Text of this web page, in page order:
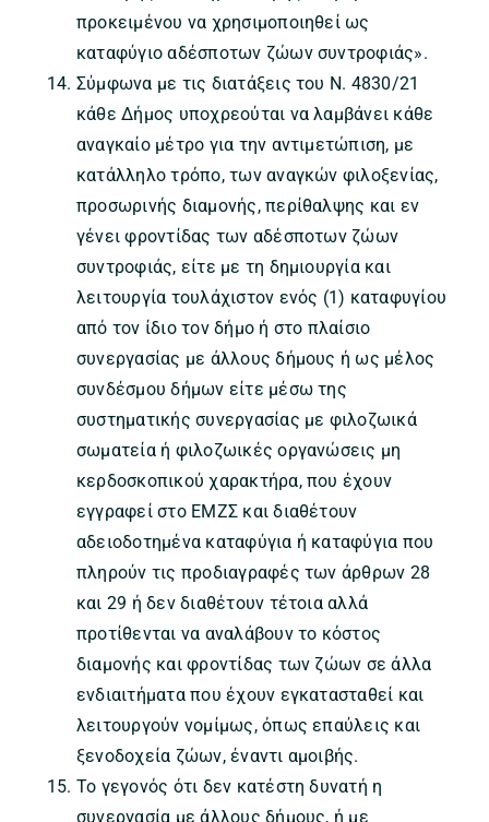
προκειμένου να χρησιμοποιηθεί ως
καταφύγιο αδέσποτων ζώων συντροφιάς».
Σύμφωνα με τις διατάξεις του Ν. 4830/21
κάθε Δήμος υποχρεούται να λαμβάνει κάθε
αναγκαίο μέτρο για την αντιμετώπιση, με
κατάλληλο τρόπο, των αναγκών φιλοξενίας,
προσωρινής διαμονής, περίθαλψης και εν
γένει φροντίδας των αδέσποτων ζώων
συντροφιάς, είτε με τη δημιουργία και
λειτουργία τουλάχιστον ενός (1) καταφυγίου
από τον ίδιο τον δήμο ή στο πλαίσιο
συνεργασίας με άλλους δήμους ή ως μέλος
συνδέσμου δήμων είτε μέσω της
συστηματικής συνεργασίας με φιλοζωικά
σωματεία ή φιλοζωικές οργανώσεις μη
κερδοσκοπικού χαρακτήρα, που έχουν
εγγραφεί στο ΕΜΖΣ και διαθέτουν
αδειοδοτημένα καταφύγια ή καταφύγια που
πληρούν τις προδιαγραφές των άρθρων 28
και 29 ή δεν διαθέτουν τέτοια αλλά
προτίθενται να αναλάβουν το κόστος
διαμονής και φροντίδας των ζώων σε άλλα
ενδιαιτήματα που έχουν εγκατασταθεί και
λειτουργούν νομίμως, όπως επαύλεις και
ξενοδοχεία ζώων, έναντι αμοιβής.
Το γεγονός ότι δεν κατέστη δυνατή η
συνεργασία με άλλους δήμους, ή με